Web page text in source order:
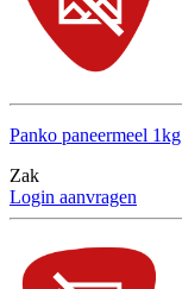
Panko paneermeel 1kg
Zak
Login aanvragen